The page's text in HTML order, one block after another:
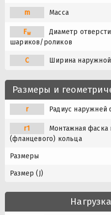
m Масса
Fw
Диаметр
шариков/роликов
C Ширина
Размеры и
r Радиус наружней
r1
Монтажная фаска
(фланцевого) кольца
Размеры
Размер (J)